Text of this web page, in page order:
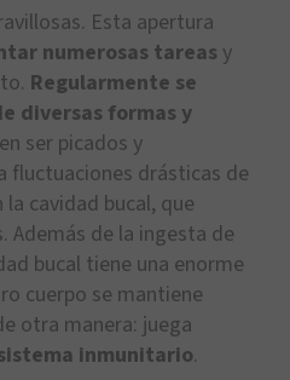
Esta apertura
numerosas tareas y
Regularmente se
diversas formas y
ser picados y
fluctuaciones drásticas de
cavidad bucal, que
Además de la ingesta de
bucal tiene una enorme
cuerpo se mantiene
otra manera: juega
inmunitario.